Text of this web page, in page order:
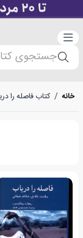
دسته‌بندی
جستجوی
خانه / کتاب فاصله را